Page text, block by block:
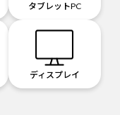
タブレットPC
ディスプレイ